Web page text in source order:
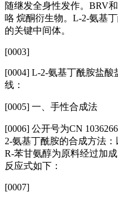
随继发全身性发作。BRV
咯 烷酮衍生物。L-2-氨基
的关键中间体。
[0003]
[0004] L-2-氨基丁酰胺盐
线：
[0005] 一、手性合成法
[0006] 公开号为CN
2-氨基丁酰胺的合成方法
R-苯甘氨醇为原料经过加
反应式如下：
[0007]